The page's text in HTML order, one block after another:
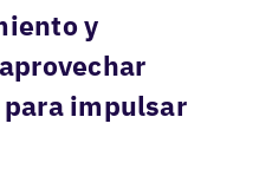
y
impulsar